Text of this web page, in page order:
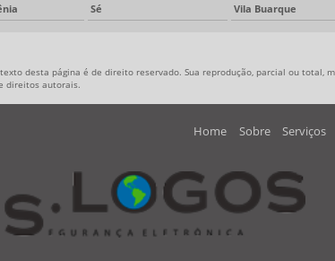
Sé Vila Buarque
desta página é de direito reservado. Sua reprodução, parcial ou total,
direitos autorais.
Home Sobre Serviços